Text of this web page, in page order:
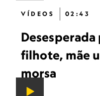
VÍDEOS 02:43
filhote, mãe
morsa